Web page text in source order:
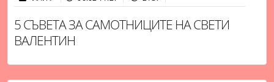
5 СЪВЕТА ЗА САМОТНИЦИТЕ НА СВЕТИ
ВАЛЕНТИН